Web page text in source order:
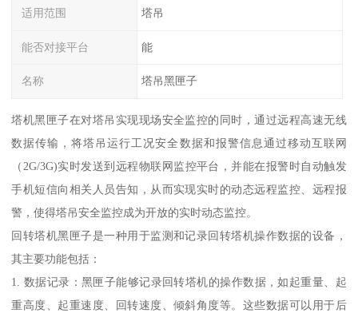
适用范围 塔吊
能否对接平台 能
名称 塔吊黑匣子
塔机黑匣子在对塔吊实现现场安全监控的同时，通过远程高速无线
数据传输，将塔吊运行工况安全数据和报警信息通过移动互联网
（2G/3G)实时发送到远程物联网监控平台，并能在报警时自动触发
手机短信向相关人员告知，从而实现实时的动态远程监控、远程报
警，使得塔吊安全监控成为开放的实时动态监控。
回转塔机黑匣子是一种用于监测和记录回转塔机操作数据的设备，
其主要功能包括：
1. 数据记录：黑匣子能够记录回转塔机的操作数据，如起重量、起
重高度、起重速度、回转速度、倾斜角度等。这些数据可以用于后